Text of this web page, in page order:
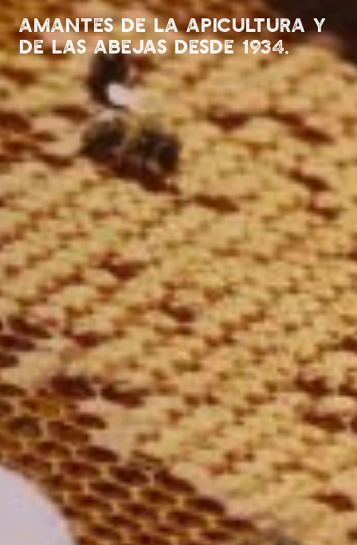
Amantes de la apicultura y
de las abejas desde 1934.